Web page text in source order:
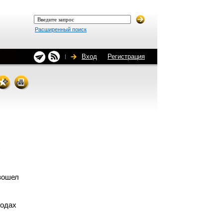
Расширенный поиск
Вход Регистрация